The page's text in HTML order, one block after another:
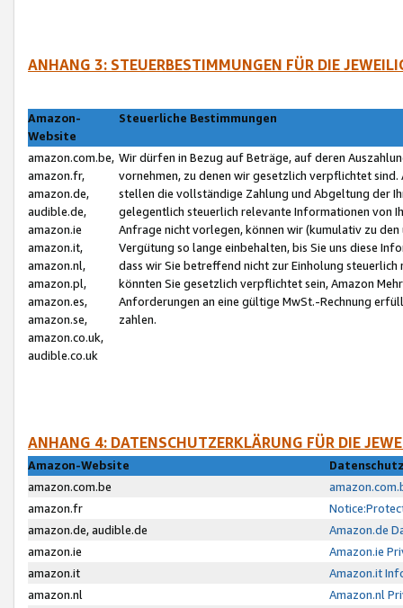
ANHANG 3: STEUERBESTIMMUNGEN FÜR DIE
Amazon-
Website
Steuerliche Bestimmungen
amazon.com.be,
amazon.fr,
amazon.de,
audible.de,
amazon.ie
amazon.it,
amazon.nl,
amazon.pl,
amazon.es,
amazon.se,
amazon.co.uk,
audible.co.uk
Wir dürfen in Bezug auf Beträge, auf deren
vornehmen, zu denen wir gesetzlich verpflichtet
stellen die vollständige Zahlung und Abgeltung der
gelegentlich steuerlich relevante Informationen von
Anfrage nicht vorlegen, können wir (kumulativ zu
Vergütung so lange einbehalten, bis Sie uns diese
dass wir Sie betreffend nicht zur Einholung
könnten Sie gesetzlich verpflichtet sein, Amazon
Anforderungen an eine gültige MwSt.-Rechnung
zahlen.
ANHANG 4: DATENSCHUTZERKLÄRUNG FÜR DIE
Amazon-Website
amazon.com.be
amazon.fr
amazon.de, audible.de
Amazon.de
amazon.ie
Amazon.ie
amazon.it
Amazon.it
amazon.nl
Amazon.nl